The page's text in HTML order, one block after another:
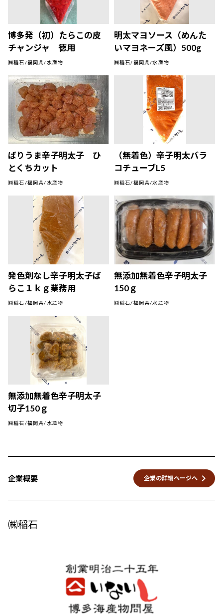
博多発（初）たらこの皮
チャンジャ 徳用
㈱稲石/福岡県/水産物
明太マヨソース（めんた
いマヨネーズ風）500g
㈱稲石/福岡県/水産物
ばりうま辛子明太子 ひ
とくちカット
㈱稲石/福岡県/水産物
（無着色）辛子明太バラ
コチューブL5
㈱稲石/福岡県/水産物
発色剤なし辛子明太子ば
らこ１ｋｇ業務用
㈱稲石/福岡県/水産物
無添加無着色辛子明太子
150ｇ
㈱稲石/福岡県/水産物
無添加無着色辛子明太子
切子150ｇ
㈱稲石/福岡県/水産物
企業概要 企業の詳細ページへ keyboard_arrow_right
㈱稲石